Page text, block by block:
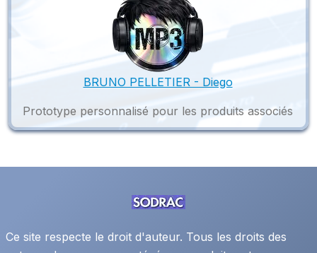
BRUNO PELLETIER - Diego
Prototype personnalisé pour les produits associés
Ce site respecte le droit d'auteur. Tous les droits des